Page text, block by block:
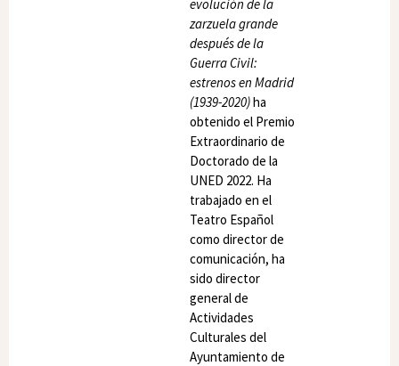
evolución de la
zarzuela grande
después de la
Guerra Civil:
estrenos en Madrid
(1939-2020)ha
obtenido el Premio
Extraordinario de
Doctorado de la
UNED 2022. Ha
trabajado en el
Teatro Español
como director de
comunicación, ha
sido director
general de
Actividades
Culturales del
Ayuntamiento de